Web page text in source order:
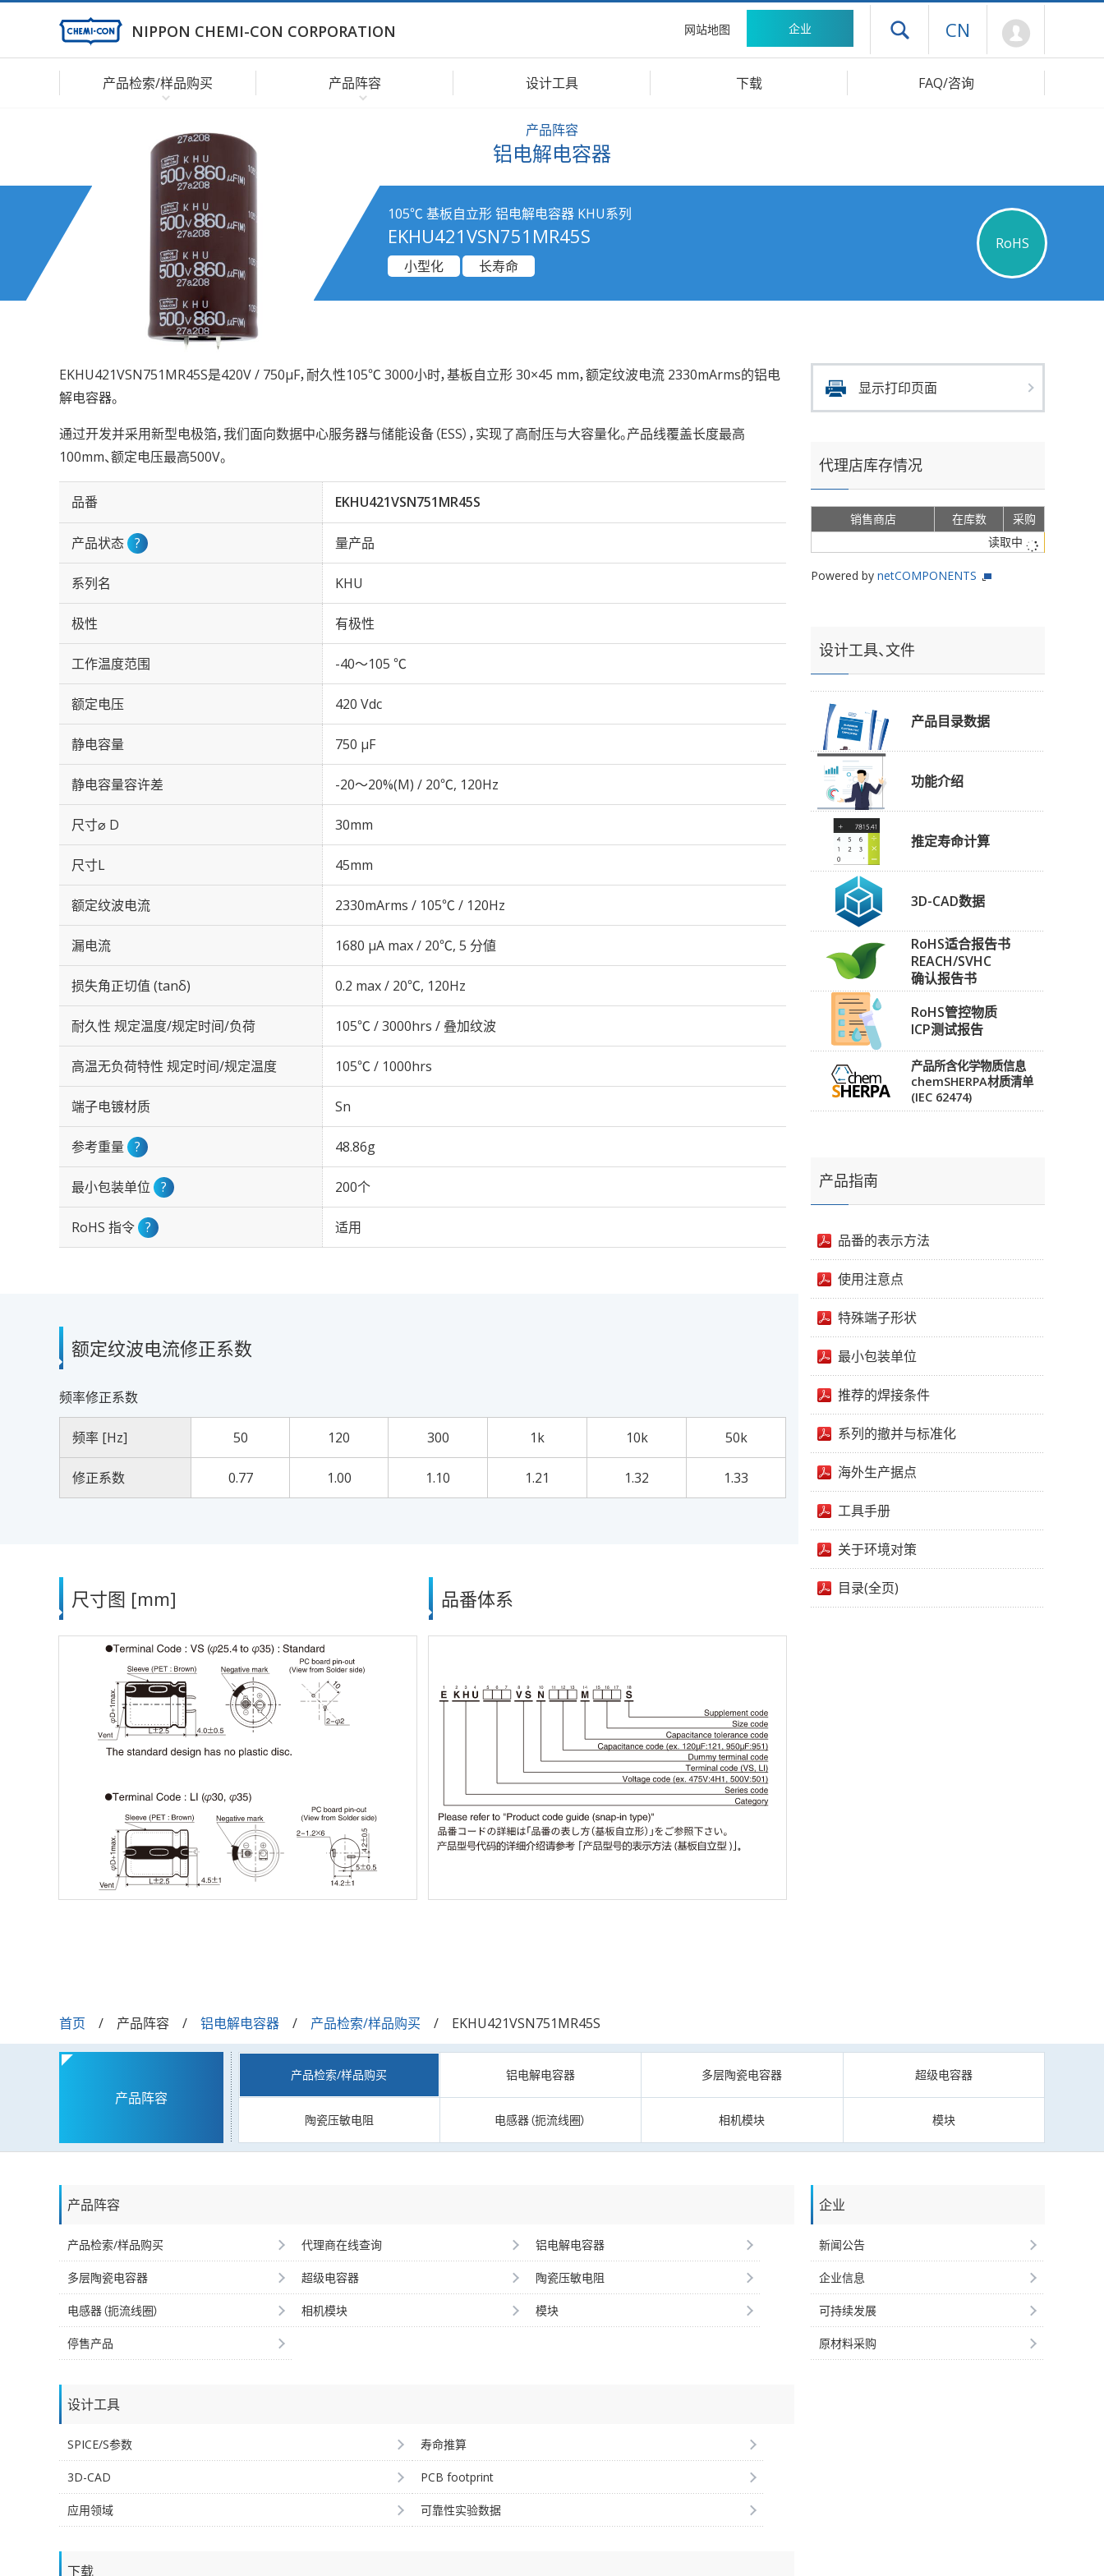
NIPPON CHEMI-CON CORPORATION 网站地图 企业 打开抽屉菜单
CN
产品检索/样品购买 产品阵容 设计工具 下载 FAQ/咨询
产品阵容
铝电解电容器
105℃ 基板自立形 铝电解电容器 KHU系列
EKHU421VSN751MR45S
RoHS
小型化
长寿命
EKHU421VSN751MR45S是420V / 750µF，耐久性105℃ 3000小时，基板自立形 30×45 mm，额定纹波电流 2330mArms的铝电
解电容器。
通过开发并采用新型电极箔，我们面向数据中心服务器与储能设备（ESS），实现了高耐压与大容量化。产品线覆盖长度最高
100mm、额定电压最高500V。
品番 EKHU421VSN751MR45S
产品状态 ? 量产品
系列名 KHU
极性 有极性
工作温度范围 -40～105 ℃
额定电压 420 Vdc
静电容量 750 µF
静电容量容许差 -20～20%(M) / 20℃, 120Hz
尺寸⌀ D 30mm
尺寸L 45mm
额定纹波电流 2330mArms / 105℃ / 120Hz
漏电流 1680 μA max / 20℃, 5 分値
损失角正切值 (tanδ) 0.2 max / 20℃, 120Hz
耐久性 规定温度/规定时间/负荷 105℃ / 3000hrs / 叠加纹波
高温无负荷特性 规定时间/规定温度 105℃ / 1000hrs
端子电镀材质 Sn
参考重量 ? 48.86g
最小包装单位 ? 200个
RoHS 指令 ? 适用
额定纹波电流修正系数
频率修正系数
频率 [Hz] 50 120 300 1k 10k 50k
修正系数 0.77 1.00 1.10 1.21 1.32 1.33
尺寸图 [mm] 品番体系
显示打印页面
代理店库存情况
销售商店 在库数
采购
读取中
Powered by netCOMPONENTS
设计工具、文件
产品目录数据
功能介绍
推定寿命计算
3D-CAD数据
RoHS适合报告书
REACH/SVHC
确认报告书
RoHS管控物质
ICP测试报告
产品所含化学物质信息
chemSHERPA材质清单
(IEC 62474)
产品指南
品番的表示方法
使用注意点
特殊端子形状
最小包装单位
推荐的焊接条件
系列的撤并与标准化
海外生产据点
工具手册
关于环境对策
目录(全页)
首页 产品阵容 铝电解电容器 产品检索/样品购买 EKHU421VSN751MR45S
产品阵容
产品检索/样品购买 铝电解电容器 多层陶瓷电容器 超级电容器
陶瓷压敏电阻 电感器（扼流线圈） 相机模块 模块
产品阵容
产品检索/样品购买 代理商在线查询 铝电解电容器
多层陶瓷电容器 超级电容器 陶瓷压敏电阻
电感器（扼流线圈） 相机模块 模块
停售产品
设计工具
SPICE/S参数 寿命推算
3D-CAD PCB footprint
应用领域 可靠性实验数据
下载
企业
新闻公告
企业信息
可持续发展
原材料采购